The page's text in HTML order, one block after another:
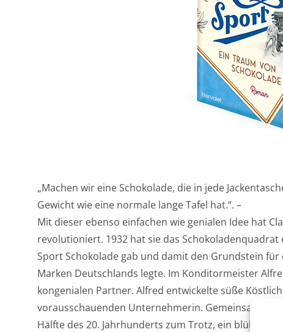
„Machen wir eine Schokolade, die in jede
Gewicht wie eine normale lange Tafel hat.“. –
Mit dieser ebenso einfachen wie genialen Idee hat
revolutioniert. 1932 hat sie das Schokoladenquadrat
Sport Schokolade gab und damit den Grundstein
Marken Deutschlands legte. Im Konditormeister
kongenialen Partner. Alfred entwickelte süße
vorausschauenden Unternehmerin. Gemeinsam
Hälfte des 20. Jahrhunderts zum Trotz, ein